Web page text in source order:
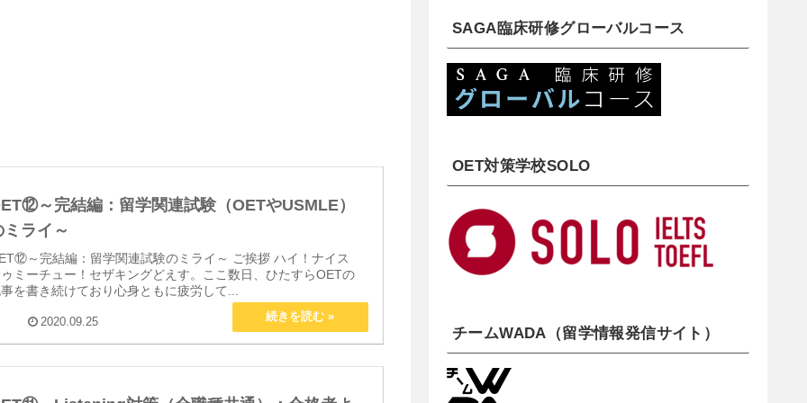
～完結編：留学関連試験（OETやUSMLE）
ミライ～
～完結編：留学関連試験のミライ～ ご挨拶 ハイ！ナイス
ミーチュー！セザキングどえす。ここ数日、ひたすらOETの
を書き続けており心身ともに疲労して...
2020.09.25
SAGA臨床研修グローバルコース
OET対策学校SOLO
チームWADA（留学情報発信サイト）